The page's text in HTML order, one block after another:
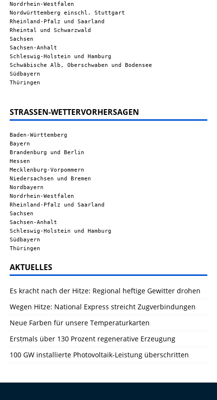
Nordrhein-Westfalen
Nordwürttemberg einschl. Stuttgart
Rheinland-Pfalz und Saarland
Rheintal und Schwarzwald
Sachsen
Sachsen-Anhalt
Schleswig-Holstein und Hamburg
Schwäbische Alb, Oberschwaben und Bodensee
Südbayern
Thüringen
STRASSEN-WETTERVORHERSAGEN
Baden-Württemberg
Bayern
Brandenburg und Berlin
Hessen
Mecklenburg-Vorpommern
Niedersachsen und Bremen
Nordbayern
Nordrhein-Westfalen
Rheinland-Pfalz und Saarland
Sachsen
Sachsen-Anhalt
Schleswig-Holstein und Hamburg
Südbayern
Thüringen
AKTUELLES
Es kracht nach der Hitze: Regional heftige Gewitter drohen
Wegen Hitze: National Express streicht Zugverbindungen
Neue Farben für unsere Temperaturkarten
Erstmals über 130 Prozent regenerative Erzeugung
100 GW installierte Photovoltaik-Leistung überschritten